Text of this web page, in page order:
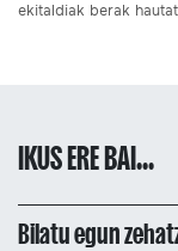
ekitaldiak berak
IKUS ERE BAI...
Bilatu egun